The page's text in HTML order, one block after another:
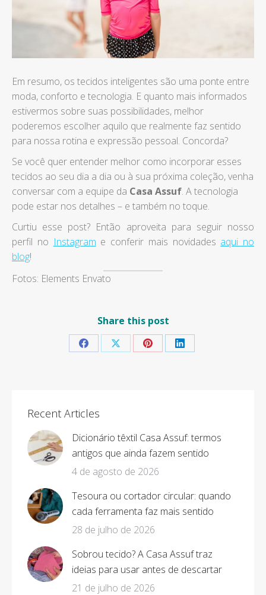
Em resumo, os tecidos inteligentes são uma ponte entre
moda, conforto e tecnologia. E quanto mais informados
estivermos sobre suas possibilidades, melhor
poderemos escolher aquilo que realmente faz sentido
para nossa rotina e expressão pessoal. Concorda?
Se você quer entender melhor como incorporar esses
tecidos ao seu dia a dia ou à sua próxima coleção, venha
conversar com a equipe da Casa Assuf. A tecnologia
pode estar nos detalhes – e também no toque.
Curtiu esse post? Então aproveita para seguir nosso
perfil no Instagram e conferir mais novidades aqui no
blog!
Fotos: Elements Envato
Share this post
Share Share Share Share
Recent Articles
Dicionário têxtil Casa Assuf: termos
antigos que ainda fazem sentido
4 de agosto de 2026
Tesoura ou cortador circular: quando
cada ferramenta faz mais sentido
28 de julho de 2026
Sobrou tecido? A Casa Assuf traz
ideias para usar antes de descartar
21 de julho de 2026